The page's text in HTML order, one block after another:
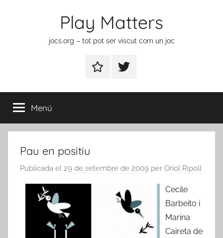
Play Matters
jocs.org – tot pot ser viscut com un joc
ContactarElement
menú
Menú
Pau en positiu
Publicada el 29 de setembre de 2009 per Oriol Ripoll
Cecile
Barbeito i
Marina
Caireta de